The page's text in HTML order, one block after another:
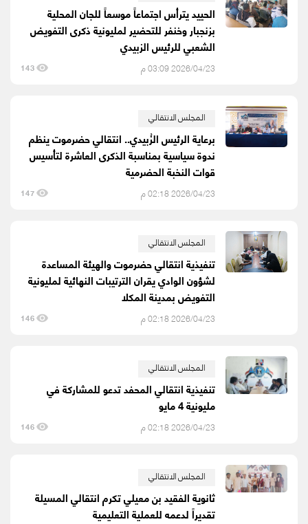
الحييد يترأس اجتماعاً موسعاً للجان المحلية
بزنجبار وخنفر للتحضير لمليونية ذكرى التفويض
الشعبي للرئيس الزبيدي
2026/04/23 03:09 م 143
المجلس الانتقالي
برعاية الرئيس الزُبيدي.. انتقالي حضرموت ينظم
ندوة سياسية بمناسبة الذكرى العاشرة لتأسيس
قوات النخبة الحضرمية
2026/04/23 02:18 م 147
المجلس الانتقالي
تنفيذية انتقالي حضرموت والهيئة المساعدة
لشؤون الوادي يقران الترتيبات النهائية لمليونية
التفويض بمدينة المكلا
2026/04/23 02:18 م 146
المجلس الانتقالي
تنفيذية انتقالي المحفد تدعو للمشاركة في
مليونية 4 مايو
2026/04/23 02:18 م 146
المجلس الانتقالي
ثانوية الفقيد بن معيلي تكرم انتقالي المسيلة
تقديراً لدعمه للعملية التعليمية